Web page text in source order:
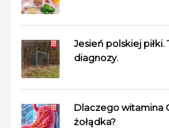
Jesień polskiej
diagnozy.
Dlaczego witamina
żołądka?